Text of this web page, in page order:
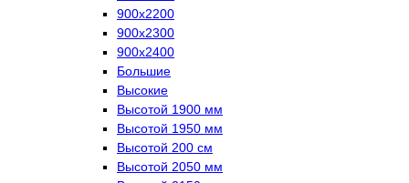
900х2200
900х2300
900х2400
Большие
Высокие
Высотой 1900 мм
Высотой 1950 мм
Высотой 200 см
Высотой 2050 мм